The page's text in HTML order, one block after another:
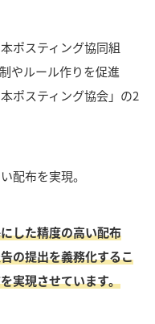
ポスティング協同組
やルール作りを促進
ポスティング協会」の2
配布を実現。
した精度の高い配布
の提出を義務化するこ
実現させています。